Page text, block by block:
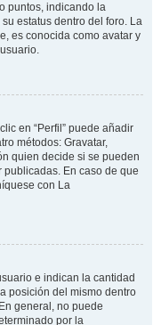
puntos, indicando la
estatus dentro del foro. La
es conocida como avatar y
en “Perfil” puede añadir
métodos: Gravatar,
quien decide si se pueden
En caso de que
con La
e indican la cantidad
posición del mismo dentro
general, no puede
por la